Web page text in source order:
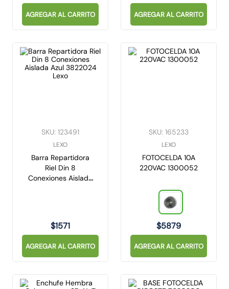
AGREGAR AL CARRITO AGREGAR AL CARRITO
SKU: 123491
LEXO
Barra Repartidora
Riel Din 8
Conexiones Aislada
$1571
AGREGAR AL CARRITO
SKU: 165233
LEXO
FOTOCELDA 10A
220VAC 1300052
$5879
AGREGAR AL CARRITO